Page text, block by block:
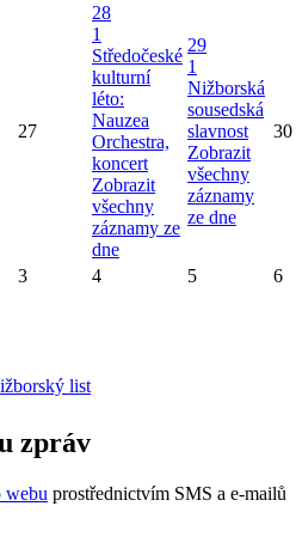
27
28
1
Středočeské
kulturní
léto:
Nauzea
Orchestra,
koncert
Zobrazit
všechny
záznamy ze
dne
29
1
Nižborská
sousedská
slavnost
Zobrazit
všechny
záznamy
ze dne
30
3 4 5 6
zpráv
webu prostřednictvím SMS a e-mailů